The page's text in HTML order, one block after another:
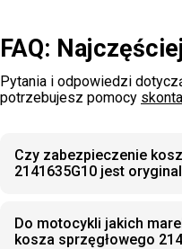
FAQ:
Pytania i odpowiedzi
potrzebujesz pomocy
Czy zabezpieczenie
2141635G10 jest
Do motocykli jakich
kosza sprzęgłowego